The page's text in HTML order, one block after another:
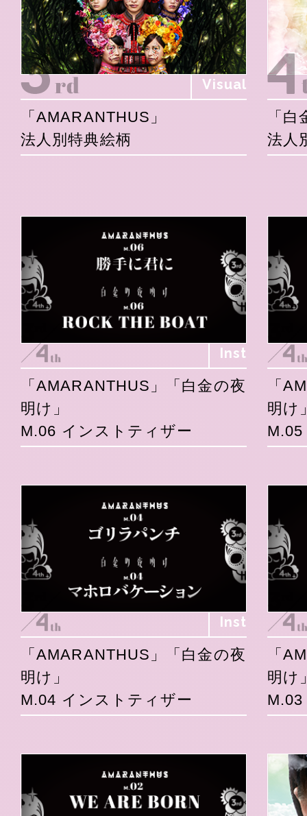
Visual
「AMARANTHUS」
法人別特典絵柄
「
法人
Inst
「AMARANTHUS」「白金の夜
明け」
M.06 インストティザー
「
明け
Inst
「AMARANTHUS」「白金の夜
明け」
M.04 インストティザー
「
明け